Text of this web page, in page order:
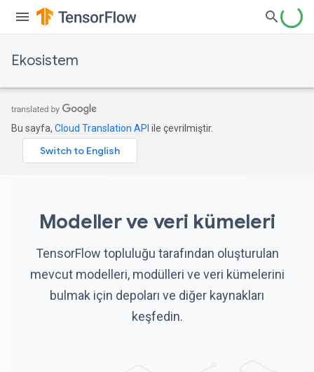
Ekosistem
Bu sayfa, Cloud Translation API ile çevrilmiştir.
Modeller ve veri kümeleri
TensorFlow topluluğu tarafından oluşturulan
mevcut modelleri, modülleri ve veri kümelerini
bulmak için depoları ve diğer kaynakları
keşfedin.